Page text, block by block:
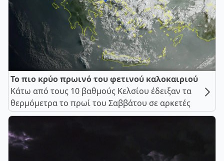
Το πιο κρύο πρωινό του φετινού καλοκαιριού
Κάτω από τους 10 βαθμούς Κελσίου έδειξαν τα
θερμόμετρα το πρωί του Σαββάτου σε αρκετές